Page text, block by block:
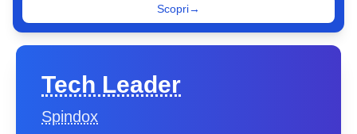
Scopri→
Tech Leader
Spindox